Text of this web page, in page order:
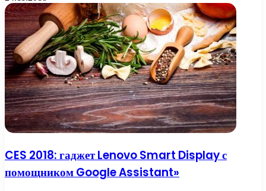
CES 2018: гаджет Lenovo Smart Display с
помощником Google Assistant»